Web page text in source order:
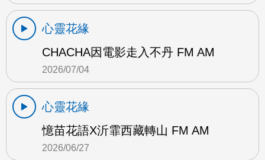
心靈花緣
CHACHA因電影走入不丹 FM AM
2026/07/04
心靈花緣
憶苗花語X沂霏西藏轉山 FM AM
2026/06/27